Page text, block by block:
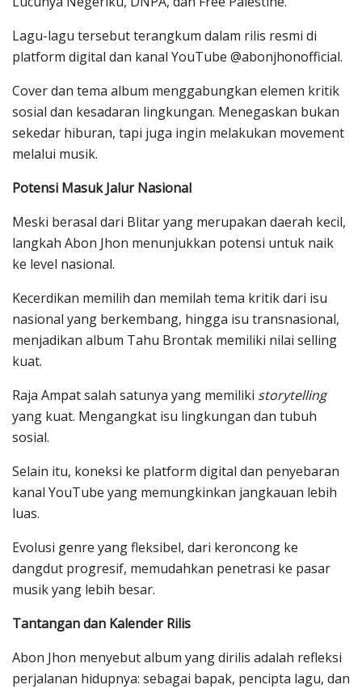
Lagu-lagu tersebut terangkum dalam rilis resmi di
platform digital dan kanal YouTube @abonjhonofficial.
Cover dan tema album menggabungkan elemen kritik
sosial dan kesadaran lingkungan. Menegaskan bukan
sekedar hiburan, tapi juga ingin melakukan movement
melalui musik.
Potensi Masuk Jalur Nasional
Meski berasal dari Blitar yang merupakan daerah kecil,
langkah Abon Jhon menunjukkan potensi untuk naik
ke level nasional.
Kecerdikan memilih dan memilah tema kritik dari isu
nasional yang berkembang, hingga isu transnasional,
menjadikan album Tahu Brontak memiliki nilai selling
kuat.
Raja Ampat salah satunya yang memiliki storytelling
yang kuat. Mengangkat isu lingkungan dan tubuh
sosial.
Selain itu, koneksi ke platform digital dan penyebaran
kanal YouTube yang memungkinkan jangkauan lebih
luas.
Evolusi genre yang fleksibel, dari keroncong ke
dangdut progresif, memudahkan penetrasi ke pasar
musik yang lebih besar.
Tantangan dan Kalender Rilis
Abon Jhon menyebut album yang dirilis adalah refleksi
perjalanan hidupnya: sebagai bapak, pencipta lagu, dan